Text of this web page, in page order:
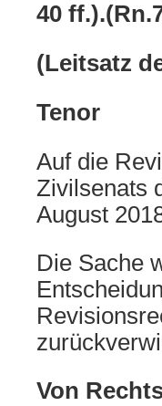
40
(Leitsatz
Tenor
Auf die
Zivilsenats
August
Die Sache
Von